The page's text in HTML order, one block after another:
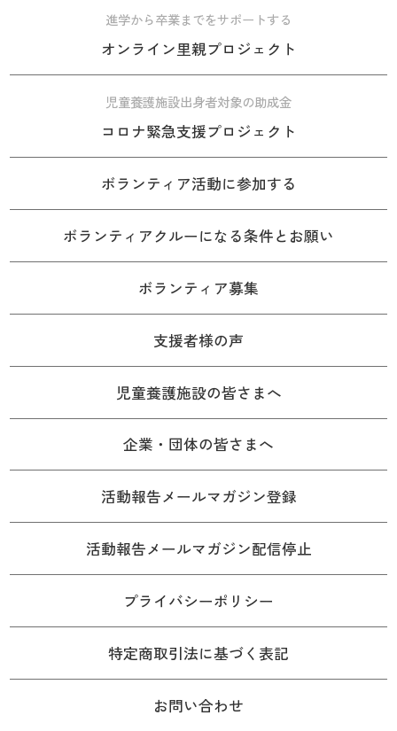
進学から卒業までをサポートする
オンライン里親プロジェクト
児童養護施設出身者対象の助成金
コロナ緊急支援プロジェクト
ボランティア活動に参加する
ボランティアクルーになる条件とお願い
ボランティア募集
支援者様の声
児童養護施設の皆さまへ
企業・団体の皆さまへ
活動報告メールマガジン登録
活動報告メールマガジン配信停止
プライバシーポリシー
特定商取引法に基づく表記
お問い合わせ